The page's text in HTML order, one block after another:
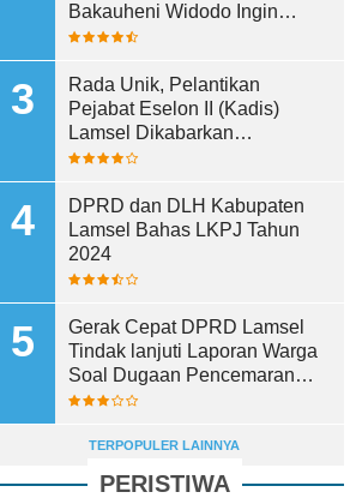
Bakauheni Widodo Ingin
UMKM Lebih Maju
Rada Unik, Pelantikan
Pejabat Eselon II (Kadis)
Lamsel Dikabarkan
Berlangsung di Dermaga Bom
DPRD dan DLH Kabupaten
Lamsel Bahas LKPJ Tahun
2024
Gerak Cepat DPRD Lamsel
Tindak lanjuti Laporan Warga
Soal Dugaan Pencemaran
Lingkungan
TERPOPULER LAINNYA
PERISTIWA